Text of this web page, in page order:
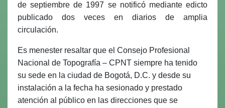
de septiembre de 1997 se notificó mediante edicto
publicado dos veces en diarios de amplia
circulación.
Es menester resaltar que el Consejo Profesional
Nacional de Topografía – CPNT siempre ha tenido
su sede en la ciudad de Bogotá, D.C. y desde su
instalación a la fecha ha sesionado y prestado
atención al público en las direcciones que se